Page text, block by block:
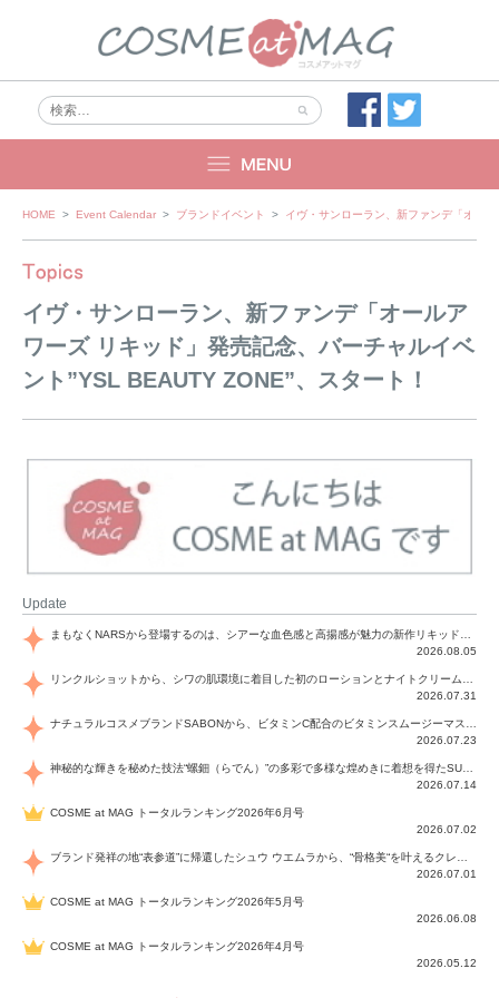
Skip
HOME > Event Calendar > ブランドイベント > イヴ・サンローラン、新ファンデ「オー
イヴ・サンローラン、新ファンデ「オールア
ワーズ リキッド」発売記念、バーチャルイベ
ント”YSL BEAUTY ZONE”、スタート！
Update
まもなくNARSから登場するのは、シアーな血色感と高揚感が魅力の新作リキッドブラッシュ「インセイシャブル リキッドブラッシュ」と、ゴールデンアワーに染まる空にインスピレーションを得た「アフターグロー リップシャイン」の新色！夏をハックして！
2026.08.05
リンクルショットから、シワの肌環境に着目した初のローションとナイトクリームが登場！デイリーケアで、シワ特有の肌環境を改善し、シワが目立たない肌へと導きます。
2026.07.31
ナチュラルコスメブランドSABONから、ビタミンC配合のビタミンスムージーマスク「ラディアンスマスク」と、ペパーミントにオーガニックハーブを凝縮したジェルの涼感トリートメント美容液「スカルプセラム リフレッシング」が登場！日々のデイリーケアで、過酷な猛暑で疲れた肌や頭皮をサポート、心地よくリフレッシュし、優しく肌を整えます。
2026.07.23
神秘的な輝きを秘めた技法“螺鈿（らでん）”の多彩で多様な煌めきに着想を得たSUQQUの2026 秋 カラーコレクションから登場するのは、艶然と輝くアイシャドウや偏光パールを配したフェイスカラー、繊細なパールの煌めくネイル、そしてそれらを際立てる“朧げな艶”を秘めた新リクイドリップ「ブラー リクイド リップ」。強さを秘めたまろやかな洗練の表情に。
2026.07.14
COSME at MAG トータルランキング2026年6月号
2026.07.02
ブランド発祥の地“表参道”に帰還したシュウ ウエムラから、“骨格美“を叶えるクレヨンタイプのフェイスカラー「スカルプト クレヨン」と、ブランド初のリノベーションで進化した名品アイブロウ「ハード フォーミュラ ハード 10」が登場！
2026.07.01
COSME at MAG トータルランキング2026年5月号
2026.06.08
COSME at MAG トータルランキング2026年4月号
2026.05.12